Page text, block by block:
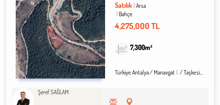
Satılık Arsa
Bahçe
4,275,000 TL
7,300m²
Türkiye Antalya / Manavgat / Taşkesiği Köyü
Şeref SAĞLAM